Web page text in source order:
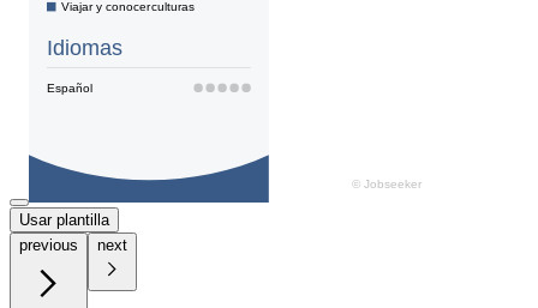
Usar plantilla
previous
next